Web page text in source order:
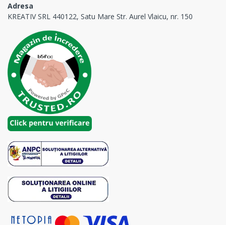
Adresa
KREATIV SRL 440122, Satu Mare Str. Aurel Vlaicu, nr. 150